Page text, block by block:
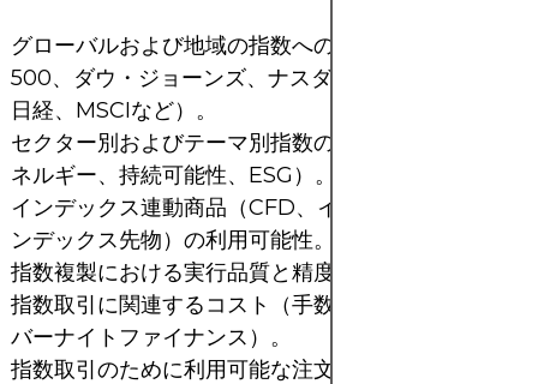
グローバルおよび地域の指数へのアクセス（S&P
500、ダウ・ジョーンズ、ナスダック、DAX、FTSE
日経、MSCIなど）。
セクター別およびテーマ別指数のカバレッジ（技術、
ネルギー、持続可能性、ESG）。
インデックス連動商品（CFD、インデックスETF、イ
ンデックス先物）の利用可能性。
指数複製における実行品質と精度。
指数取引に関連するコスト（手数料、スプレッド、オ
バーナイトファイナンス）。
指数取引のために利用可能な注文タイプとツール（ス